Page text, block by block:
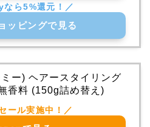
ッピングで見る
ー) ヘアースタイリング
香料 (150g詰め替え)